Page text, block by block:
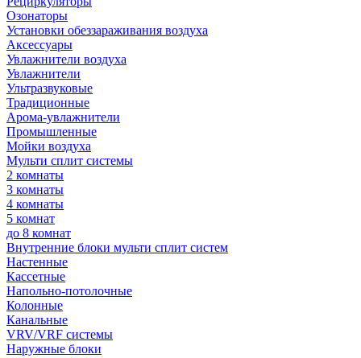
Озонаторы
Установки обеззараживания воздуха
Аксессуары
Увлажнители воздуха
Увлажнители
Ультразвуковые
Традиционные
Арома-увлажнители
Промышленные
Мойки воздуха
Мульти сплит системы
2 комнаты
3 комнаты
4 комнаты
5 комнат
до 8 комнат
Внутренние блоки мульти сплит систем
Настенные
Кассетные
Напольно-потолочные
Колонные
Канальные
VRV/VRF системы
Наружные блоки